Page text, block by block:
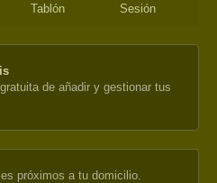
Tablón
Sesión
de añadir y gestionar tus
próximos a tu domicilio.